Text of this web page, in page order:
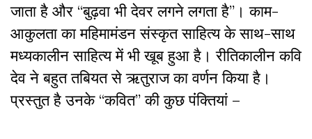
जाता है और “बुढ़वा भी देवर लगने लगता है”। काम-
आकुलता का महिमामंडन संस्कृत साहित्य के साथ-साथ
मध्यकालीन साहित्य में भी खूब हुआ है। रीतिकालीन कवि
देव ने बहुत तबियत से ऋतुराज का वर्णन किया है।
प्रस्तुत है उनके “कवित” की कुछ पंंक्तियां –